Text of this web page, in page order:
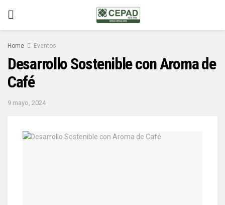
Home Eventos
Desarrollo Sostenible con Aroma de
Café
9 mayo, 2024